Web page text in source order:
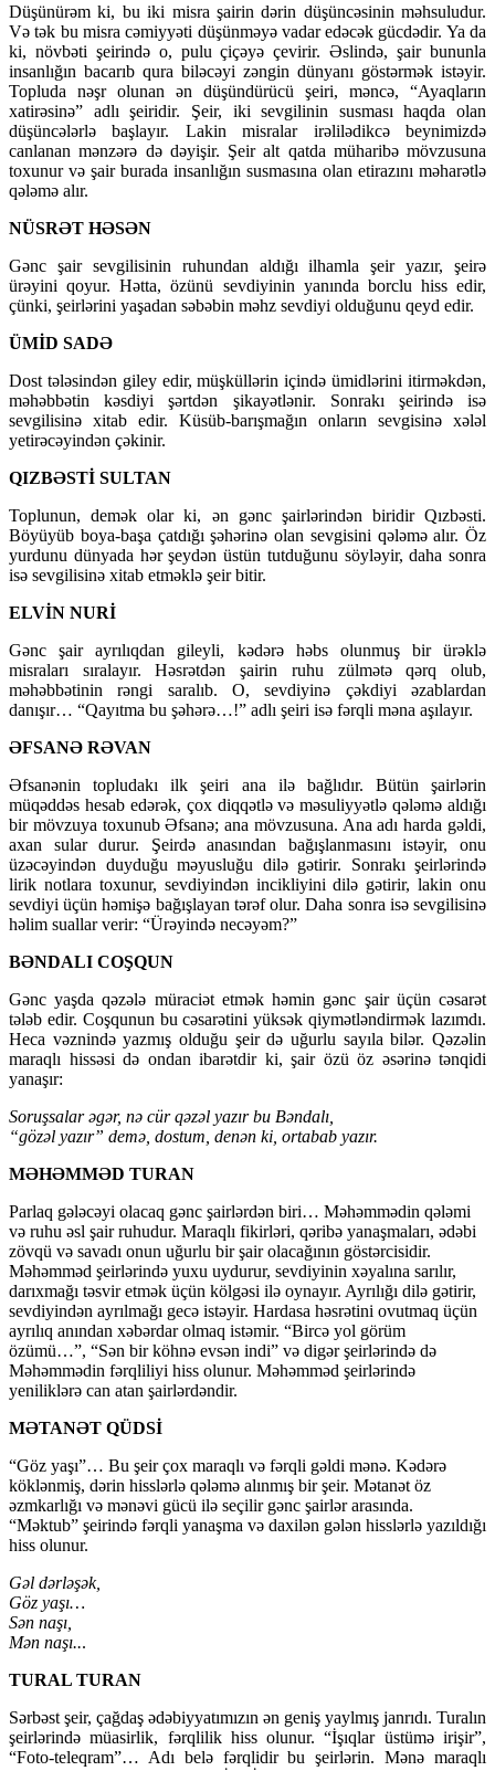
Düşünürəm ki, bu iki misra şairin dərin düşüncəsinin məhsuludur.
Və tək bu misra cəmiyyəti düşünməyə vadar edəcək gücdədir. Ya da
ki, növbəti şeirində o, pulu çiçəyə çevirir. Əslində, şair bununla
insanlığın bacarıb qura biləcəyi zəngin dünyanı göstərmək istəyir.
Topluda nəşr olunan ən düşündürücü şeiri, məncə, “Ayaqların
xatirəsinə” adlı şeiridir. Şeir, iki sevgilinin susması haqda olan
düşüncələrlə başlayır. Lakin misralar irəlilədikcə beynimizdə
canlanan mənzərə də dəyişir. Şeir alt qatda müharibə mövzusuna
toxunur və şair burada insanlığın susmasına olan etirazını məharətlə
qələmə alır.
NÜSRƏT HƏSƏN
Gənc şair sevgilisinin ruhundan aldığı ilhamla şeir yazır, şeirə
ürəyini qoyur. Hətta, özünü sevdiyinin yanında borclu hiss edir,
çünki, şeirlərini yaşadan səbəbin məhz sevdiyi olduğunu qeyd edir.
ÜMİD SADƏ
Dost tələsindən giley edir, müşküllərin içində ümidlərini itirməkdən,
məhəbbətin kəsdiyi şərtdən şikayətlənir. Sonrakı şeirində isə
sevgilisinə xitab edir. Küsüb-barışmağın onların sevgisinə xələl
yetirəcəyindən çəkinir.
QIZBƏSTİ SULTAN
Toplunun, demək olar ki, ən gənc şairlərindən biridir Qızbəsti.
Böyüyüb boya-başa çatdığı şəhərinə olan sevgisini qələmə alır. Öz
yurdunu dünyada hər şeydən üstün tutduğunu söyləyir, daha sonra
isə sevgilisinə xitab etməklə şeir bitir.
ELVİN NURİ
Gənc şair ayrılıqdan gileyli, kədərə həbs olunmuş bir ürəklə
misraları sıralayır. Həsrətdən şairin ruhu zülmətə qərq olub,
məhəbbətinin rəngi saralıb. O, sevdiyinə çəkdiyi əzablardan
danışır… “Qayıtma bu şəhərə…!” adlı şeiri isə fərqli məna aşılayır.
ƏFSANƏ RƏVAN
Əfsanənin topludakı ilk şeiri ana ilə bağlıdır. Bütün şairlərin
müqəddəs hesab edərək, çox diqqətlə və məsuliyyətlə qələmə aldığı
bir mövzuya toxunub Əfsanə; ana mövzusuna. Ana adı harda gəldi,
axan sular durur. Şeirdə anasından bağışlanmasını istəyir, onu
üzəcəyindən duyduğu məyusluğu dilə gətirir. Sonrakı şeirlərində
lirik notlara toxunur, sevdiyindən incikliyini dilə gətirir, lakin onu
sevdiyi üçün həmişə bağışlayan tərəf olur. Daha sonra isə sevgilisinə
həlim suallar verir: “Ürəyində necəyəm?”
BƏNDALI COŞQUN
Gənc yaşda qəzələ müraciət etmək həmin gənc şair üçün cəsarət
tələb edir. Coşqunun bu cəsarətini yüksək qiymətləndirmək lazımdı.
Heca vəznində yazmış olduğu şeir də uğurlu sayıla bilər. Qəzəlin
maraqlı hissəsi də ondan ibarətdir ki, şair özü öz əsərinə tənqidi
yanaşır:
Soruşsalar əgər, nə cür qəzəl yazır bu Bəndalı,
“gözəl yazır” demə, dostum, denən ki, ortabab yazır.
MƏHƏMMƏD TURAN
Parlaq gələcəyi olacaq gənc şairlərdən biri… Məhəmmədin qələmi
və ruhu əsl şair ruhudur. Maraqlı fikirləri, qəribə yanaşmaları, ədəbi
zövqü və savadı onun uğurlu bir şair olacağının göstərcisidir.
Məhəmməd şeirlərində yuxu uydurur, sevdiyinin xəyalına sarılır,
darıxmağı təsvir etmək üçün kölgəsi ilə oynayır. Ayrılığı dilə gətirir,
sevdiyindən ayrılmağı gecə istəyir. Hardasa həsrətini ovutmaq üçün
ayrılıq anından xəbərdar olmaq istəmir. “Bircə yol görüm
özümü…”, “Sən bir köhnə evsən indi” və digər şeirlərində də
Məhəmmədin fərqliliyi hiss olunur. Məhəmməd şeirlərində
yeniliklərə can atan şairlərdəndir.
MƏTANƏT QÜDSİ
“Göz yaşı”… Bu şeir çox maraqlı və fərqli gəldi mənə. Kədərə
köklənmiş, dərin hisslərlə qələmə alınmış bir şeir. Mətanət öz
əzmkarlığı və mənəvi gücü ilə seçilir gənc şairlər arasında.
“Məktub” şeirində fərqli yanaşma və daxilən gələn hisslərlə yazıldığı
hiss olunur.
Gəl dərləşək,
Göz yaşı…
Sən naşı,
Mən naşı...
TURAL TURAN
Sərbəst şeir, çağdaş ədəbiyyatımızın ən geniş yaylmış janrıdı. Turalın
şeirlərində müasirlik, fərqlilik hiss olunur. “İşıqlar üstümə irişir”,
“Foto-teleqram”… Adı belə fərqlidir bu şeirlərin. Mənə maraqlı